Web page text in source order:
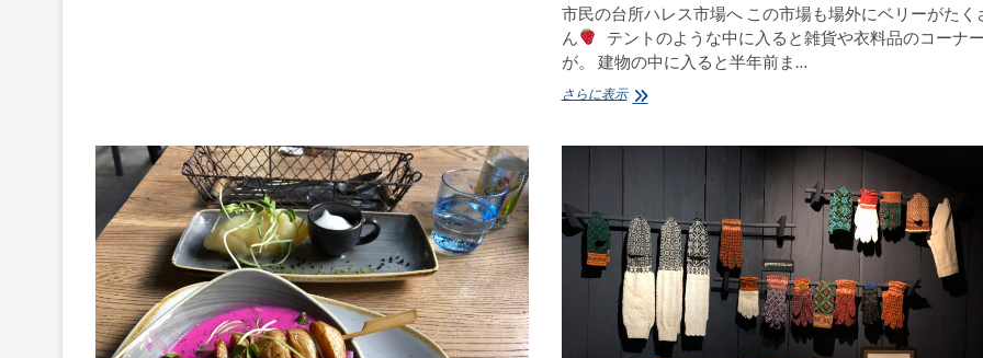
市民の台所ハレス市場へ この市場も場外にベリーがたく
ん
テントのような中に入ると雑貨や衣料品のコーナー
が。 建物の中に入ると半年前ま…
さらに表示バ
事
を
訪
ね
る
旅〜
vol.12